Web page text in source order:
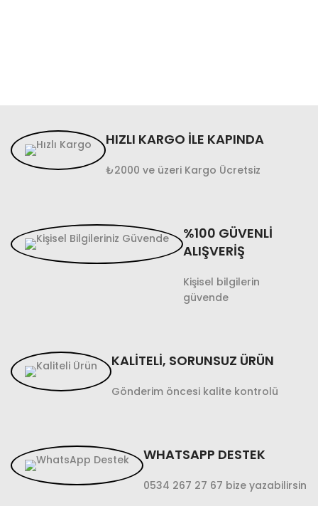
HIZLI KARGO İLE KAPINDA
₺2000 ve üzeri Kargo Ücretsiz
%100 GÜVENLİ
ALIŞVERİŞ
Kişisel bilgilerin
güvende
KALİTELİ, SORUNSUZ ÜRÜN
Gönderim öncesi kalite kontrolü
WHATSAPP DESTEK
0534 267 27 67 bize yazabilirsin